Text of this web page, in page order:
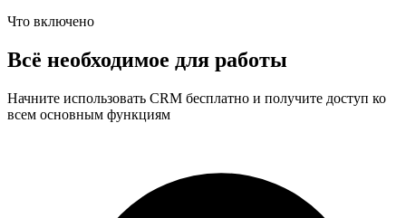
Что включено
Всё необходимое для работы
Начните использовать CRM бесплатно и получите доступ ко
всем основным функциям